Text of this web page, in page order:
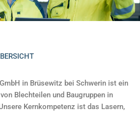
in Brüsewitz bei Schwerin ist ein
Blechteilen und Baugruppen in
Kernkompetenz ist das Lasern,